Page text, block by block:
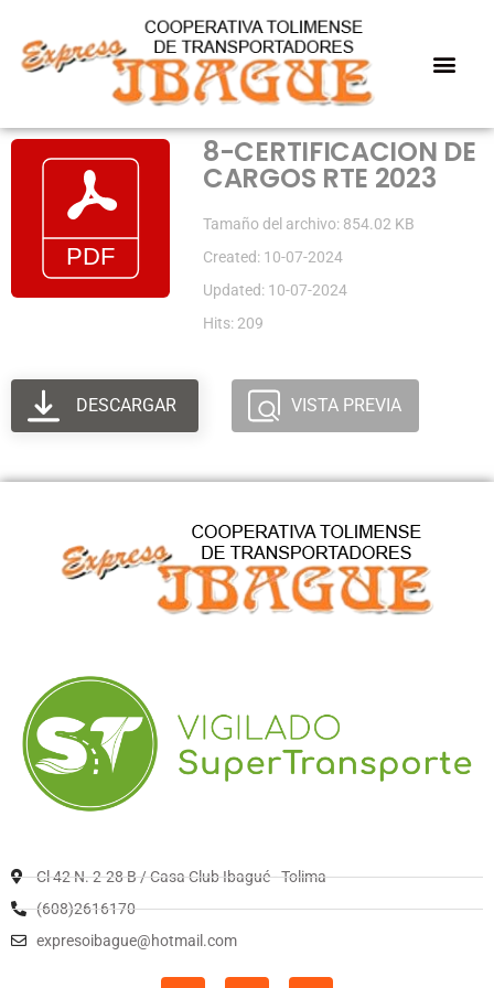
8-CERTIFICACION DE
CARGOS RTE 2023
Tamaño del archivo: 854.02 KB
Created: 10-07-2024
Updated: 10-07-2024
Hits: 209
DESCARGAR VISTA PREVIA
Cl 42 N. 2-28 B / Casa Club Ibagué - Tolima
(608)2616170
expresoibague@hotmail.com